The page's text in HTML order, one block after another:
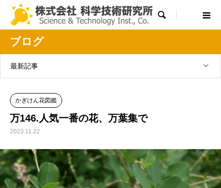

ブログ
最新記事
かぎけん花図鑑
万146.人気一番の花、万葉集で
2023.11.22